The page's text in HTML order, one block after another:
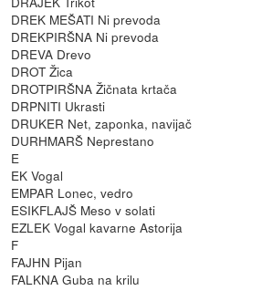
DREK MEŠATI Ni prevoda
DREKPIRŠNA Ni prevoda
DREVA Drevo
DROT Žica
DROTPIRŠNA Žičnata krtača
DRPNITI Ukrasti
DRUKER Net, zaponka, navijač
DURHMARŠ Neprestano
E
EK Vogal
EMPAR Lonec, vedro
ESIKFLAJŠ Meso v solati
EZLEK Vogal kavarne Astorija
F
FAJHN Pijan
FALKNA Guba na krilu